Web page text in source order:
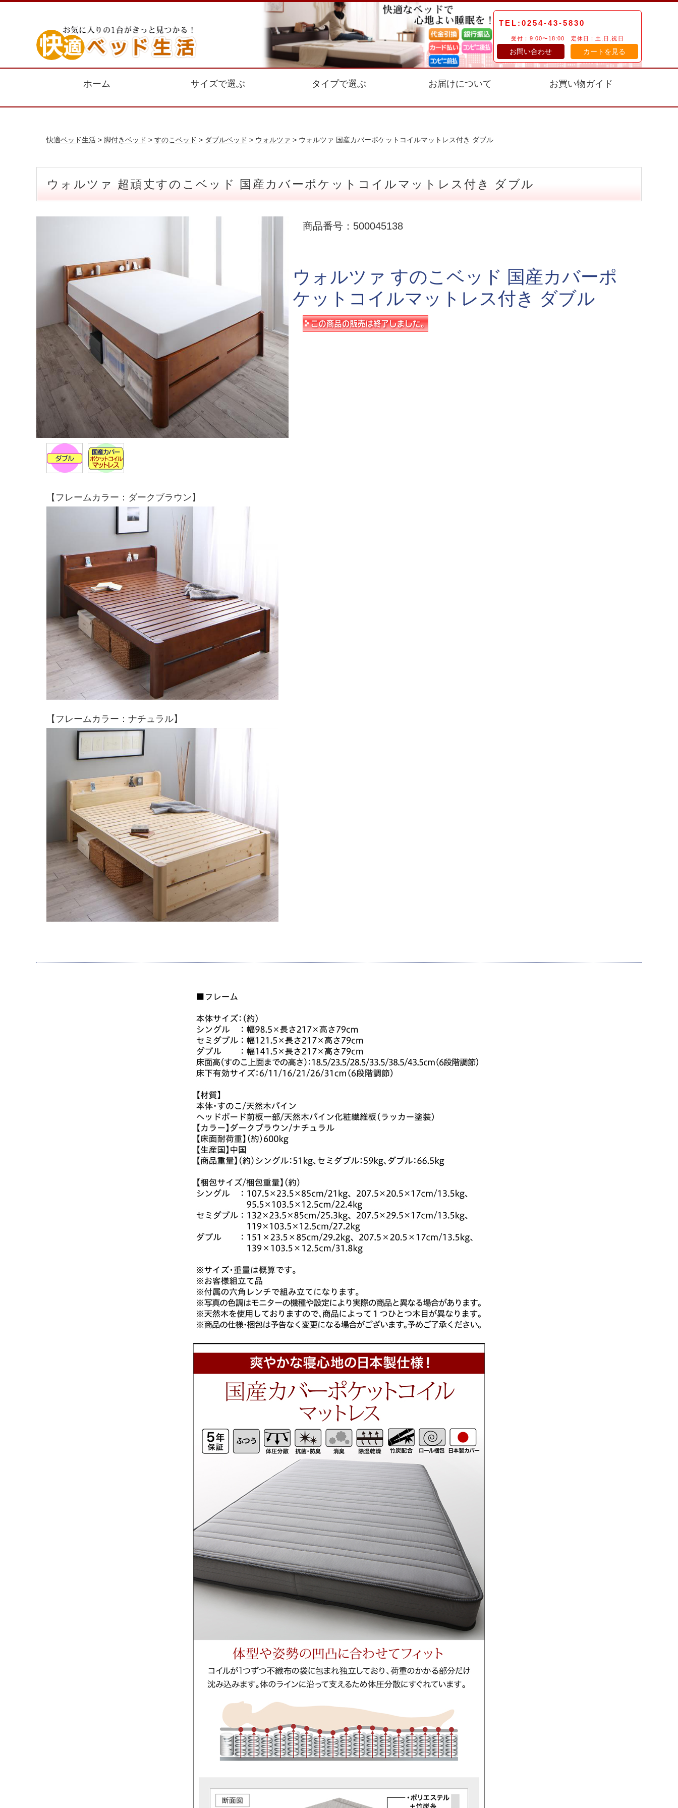
TEL:0254-43-5830
受付：9:00〜18:00 定休日：土,日,祝日
お問い合わせ カートを見る
ホーム サイズで選ぶ タイプで選ぶ お届けについて お買い物ガイド
快適ベッド生活 > 脚付きベッド > すのこベッド > ダブルベッド > ウォルツァ > ウォルツァ 国産カバーポケットコイルマットレス付き ダブル
ウォルツァ 超頑丈すのこベッド 国産カバーポケットコイルマットレス付き ダブル
【フレームカラー：ダークブラウン】
【フレームカラー：ナチュラル】
商品番号：500045138
ウォルツァ すのこベッド 国産カバーポ
ケットコイルマットレス付き ダブル